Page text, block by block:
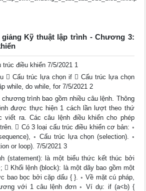
Kỹ thuật lập trình - Chương 3:
điều khiển 7/5/2021 1
 Cấu trúc lựa chọn if  Cấu trúc lựa chọn
while, do while, for 7/5/2021 2
trình bao gồm nhiều câu lệnh. Thông
được thực hiện 1 cách lần lượt theo thứ
viết ra. Các câu lệnh điều khiển cho phép
 Có 3 loại cấu trúc điều khiển cơ bản: ◦
◦ Cấu trúc lựa chọn (selection). ◦
or loop). 7/5/2021 3
(statement): là một biểu thức kết thúc bởi
 Khối lệnh (block): là một dãy bao gồm một
bao bọc bởi cặp dấu { }. ◦ Về mặt cú pháp,
với 1 câu lệnh đơn ◦ Ví dụ: if (a<b) {